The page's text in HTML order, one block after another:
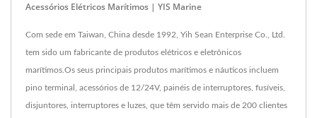
Acessórios Elétricos Marítimos | YIS Marine
Com sede em Taiwan, China desde 1992, Yih Sean Enterprise Co., Ltd.
tem sido um fabricante de produtos elétricos e eletrônicos
marítimos.Os seus principais produtos marítimos e náuticos incluem
pino terminal, acessórios de 12/24V, painéis de interruptores, fusíveis,
disjuntores, interruptores e luzes, que têm servido mais de 200 clientes